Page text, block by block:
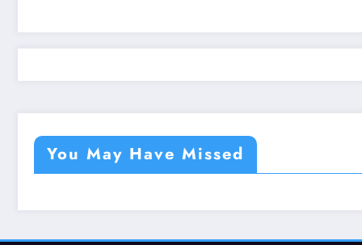
You May Have Missed